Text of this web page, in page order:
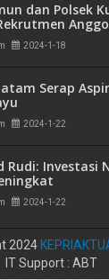
dan Polsek
1, D-3, D-4 dan
2024-1-18
Serap
2024-1-22
Rudi: Investasi
2024-1-22
2024
IT Support : ABT